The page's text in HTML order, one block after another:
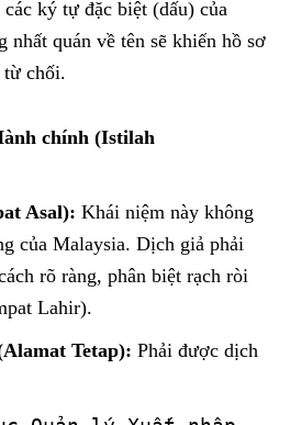
ký tự đặc biệt (dấu) của
nhất quán về tên sẽ khiến hồ sơ
từ chối.
chính (Istilah
Asal): Khái niệm này không
của Malaysia. Dịch giả phải
rõ ràng, phân biệt rạch ròi
Lahir).
Tetap): Phải được dịch